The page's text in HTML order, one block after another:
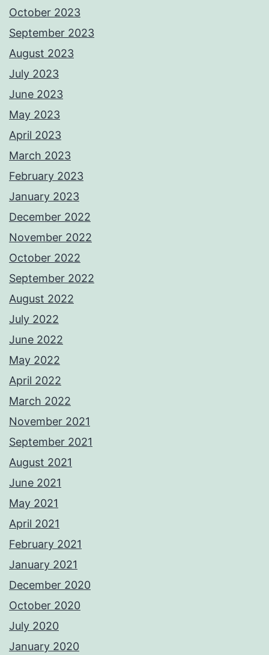
October 2023
September 2023
August 2023
July 2023
June 2023
May 2023
April 2023
March 2023
February 2023
January 2023
December 2022
November 2022
October 2022
September 2022
August 2022
July 2022
June 2022
May 2022
April 2022
March 2022
November 2021
September 2021
August 2021
June 2021
May 2021
April 2021
February 2021
January 2021
December 2020
October 2020
July 2020
January 2020